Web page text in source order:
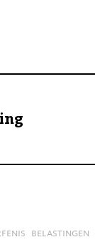
belastingen